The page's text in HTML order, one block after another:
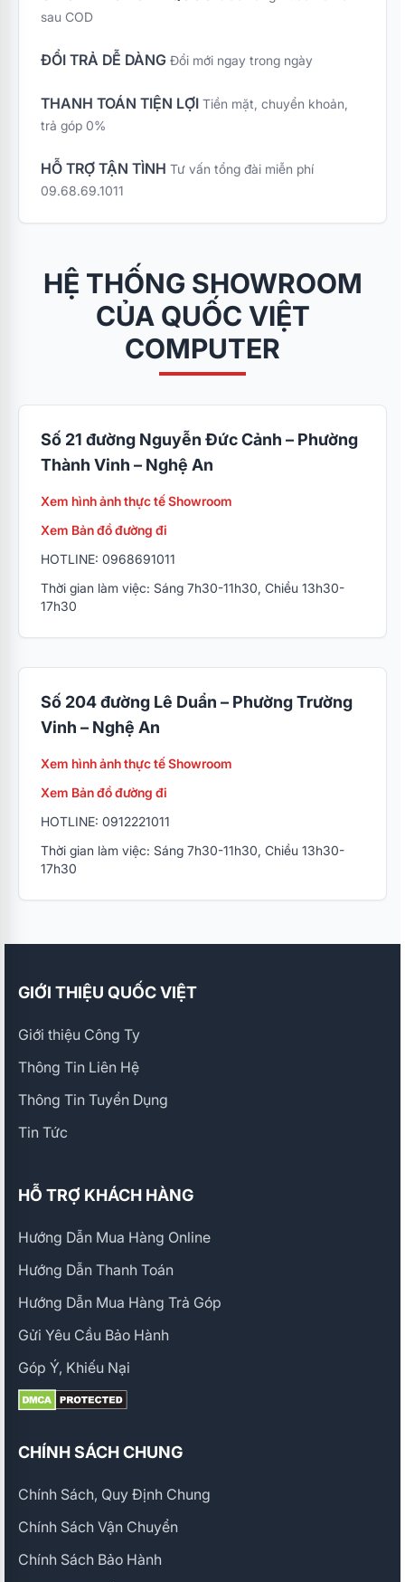
tối đa cho các bạn tân
nhập học, chương
trình ưu đãi đặc biệt
Sinh Viên – Sắm 4
Nhận 7" mang đến bộ
Kangaroo cao cấp với
mức chi phí tối ưu nhất
thiết thực.
sau COD
ĐỔI TRẢ DỄ DÀNG Đổi mới ngay trong ngày
THANH TOÁN TIỆN LỢI Tiền mặt, chuyển khoản,
trả góp 0%
HỖ TRỢ TẬN TÌNH Tư vấn tổng đài miễn phí
09.68.69.1011
HỆ THỐNG SHOWROOM
CỦA QUỐC VIỆT
COMPUTER
Số 21 đường Nguyễn Đức Cảnh – Phường
Thành Vinh – Nghệ An
Xem hình ảnh thực tế Showroom
Xem Bản đồ đường đi
HOTLINE: 0968691011
Thời gian làm việc: Sáng 7h30-11h30, Chiều 13h30-
17h30
Số 204 đường Lê Duẩn – Phường Trường
Vinh – Nghệ An
Xem hình ảnh thực tế Showroom
Xem Bản đồ đường đi
HOTLINE: 0912221011
Thời gian làm việc: Sáng 7h30-11h30, Chiều 13h30-
17h30
GIỚI THIỆU QUỐC VIỆT
Giới thiệu Công Ty
Thông Tin Liên Hệ
Thông Tin Tuyển Dụng
Tin Tức
HỖ TRỢ KHÁCH HÀNG
Hướng Dẫn Mua Hàng Online
Hướng Dẫn Thanh Toán
Hướng Dẫn Mua Hàng Trả Góp
Gửi Yêu Cầu Bảo Hành
Góp Ý, Khiếu Nại
CHÍNH SÁCH CHUNG
Chính Sách, Quy Định Chung
Chính Sách Vận Chuyển
Chính Sách Bảo Hành